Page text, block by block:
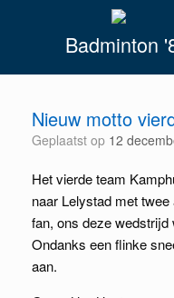
Badminton
Nieuw motto
Geplaatst op 12
Het vierde team
naar Lelystad met
fan, ons deze wedstrijd
Ondanks een flinke
aan.